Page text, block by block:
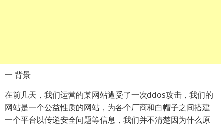
一 背景
在前几天，我们运营的某网站遭受了一次ddos攻击，我们的
网站是一个公益性质的网站，为各个厂商和白帽子之间搭建
一个平台以传递安全问题等信息，我们并不清楚因为什么原